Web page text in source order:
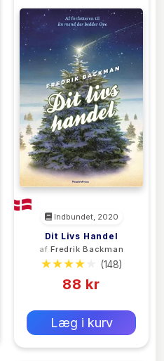
Indbundet, 2020
Dit Livs Handel
af Fredrik Backman
(148)
88 kr
Læg i kurv